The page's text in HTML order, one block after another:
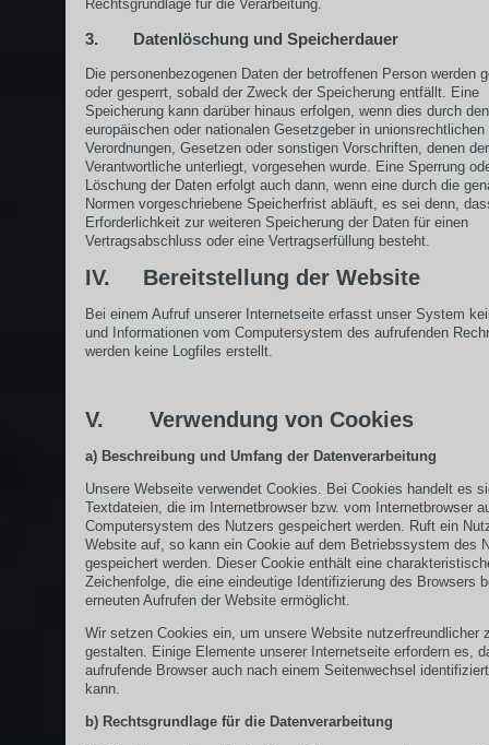
Rechtsgrundlage für die Verarbeitung.
3. Datenlöschung und Speicherdauer
Die personenbezogenen Daten der betroffenen Person werden
oder gesperrt, sobald der Zweck der Speicherung entfällt. Eine
Speicherung kann darüber hinaus erfolgen, wenn dies durch den
europäischen oder nationalen Gesetzgeber in unionsrechtlichen
Verordnungen, Gesetzen oder sonstigen Vorschriften, denen der
Verantwortliche unterliegt, vorgesehen wurde. Eine Sperrung
Löschung der Daten erfolgt auch dann, wenn eine durch die
Normen vorgeschriebene Speicherfrist abläuft, es sei denn,
Erforderlichkeit zur weiteren Speicherung der Daten für einen
Vertragsabschluss oder eine Vertragserfüllung besteht.
IV. Bereitstellung der Website
Bei einem Aufruf unserer Internetseite erfasst unser System
und Informationen vom Computersystem des aufrufenden
werden keine Logfiles erstellt.
V. Verwendung von Cookies
a) Beschreibung und Umfang der Datenverarbeitung
Unsere Webseite verwendet Cookies. Bei Cookies handelt es
Textdateien, die im Internetbrowser bzw. vom Internetbrowser
Computersystem des Nutzers gespeichert werden. Ruft ein
Website auf, so kann ein Cookie auf dem Betriebssystem des
gespeichert werden. Dieser Cookie enthält eine
Zeichenfolge, die eine eindeutige Identifizierung des Browsers
erneuten Aufrufen der Website ermöglicht.
Wir setzen Cookies ein, um unsere Website nutzerfreundlicher
gestalten. Einige Elemente unserer Internetseite erfordern es,
aufrufende Browser auch nach einem Seitenwechsel
kann.
b) Rechtsgrundlage für die Datenverarbeitung